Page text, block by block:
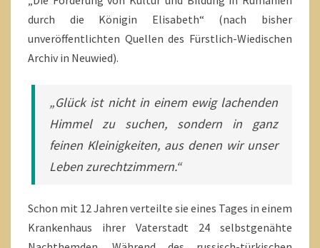
durch die Königin Elisabeth“ (nach bisher
unveröffentlichten Quellen des Fürstlich-Wiedischen
Archiv in Neuwied).
„Glück ist nicht in einem ewig lachenden
Himmel zu suchen, sondern in ganz
feinen Kleinigkeiten, aus denen wir unser
Leben zurechtzimmern.“
Schon mit 12 Jahren verteilte sie eines Tages in einem
Krankenhaus ihrer Vaterstadt 24 selbstgenähte